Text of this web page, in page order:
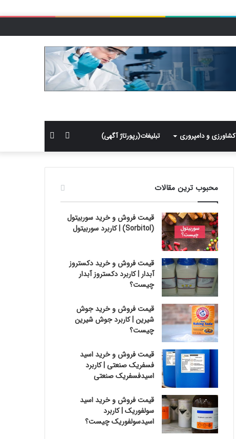
کشاورزی و دامپروری تبلیغات(رپورتاژ آگهی)
برای
سایدبار
محبوب ترین مقالات
قیمت فروش و خرید سوربیتول
(Sorbitol) | کاربرد سوربیتول
قیمت فروش و خرید دکستروز
آبدار | کاربرد دکستروز آبدار
چیست؟
قیمت فروش و خرید جوش
شیرین | کاربرد جوش شیرین
چیست؟
قیمت فروش و خرید اسید
فسفریک صنعتی | کاربرد
اسیدفسفریک صنعتی
قیمت فروش و خرید اسید
سولفوریک | کاربرد
اسیدسولفوریک چیست؟